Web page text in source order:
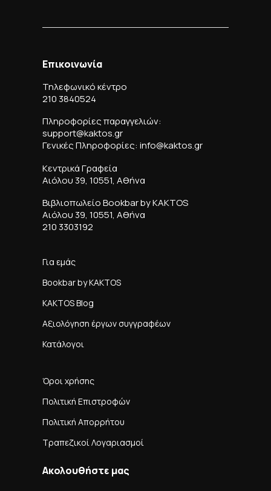
Επικοινωνία
Τηλεφωνικό κέντρο
210 3840524
Πληροφορίες παραγγελιών:
support@kaktos.gr
Γενικές Πληροφορίες: info@kaktos.gr
Κεντρικά Γραφεία
Αιόλου 39, 10551, Αθήνα
Βιβλιοπωλείο Bookbar by KAKTOS
Αιόλου 39, 10551, Αθήνα
210 3303192
Για εμάς
Bookbar by KAKTOS
KAKTOS Blog
Αξιολόγηση έργων συγγραφέων
Κατάλογοι
Όροι χρήσης
Πολιτική Επιστροφών
Πολιτική Απορρήτου
Τραπεζικοί Λογαριασμοί
Ακολουθήστε μας